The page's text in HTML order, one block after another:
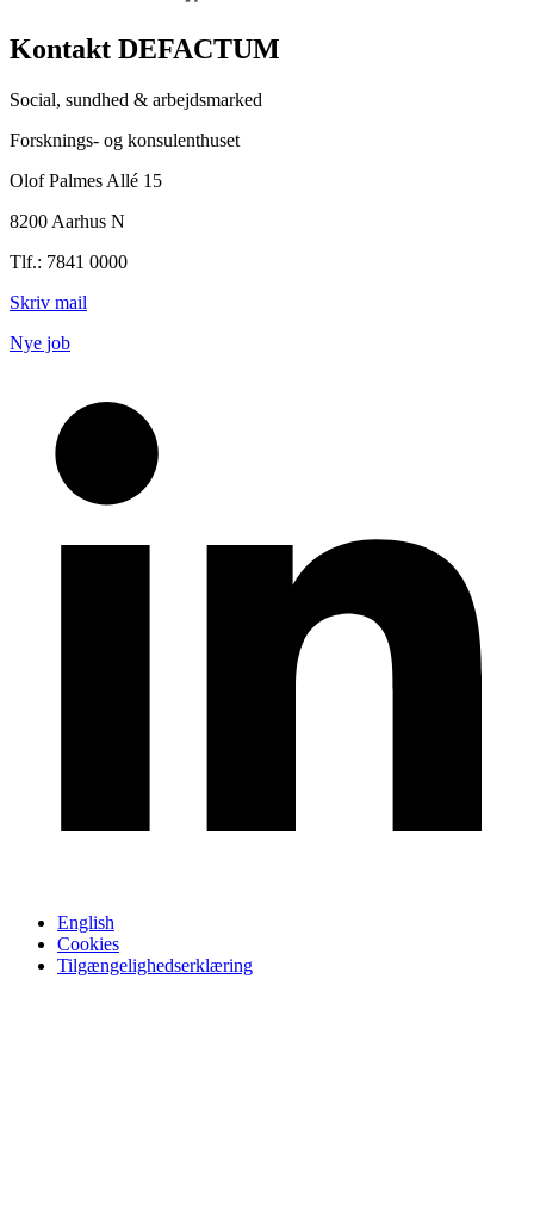
Kontakt DEFACTUM
Social, sundhed & arbejdsmarked
Forsknings- og konsulenthuset
Olof Palmes Allé 15
8200 Aarhus N
Tlf.: 7841 0000
Skriv mail
Nye job
English
Cookies
Tilgængelighedserklæring